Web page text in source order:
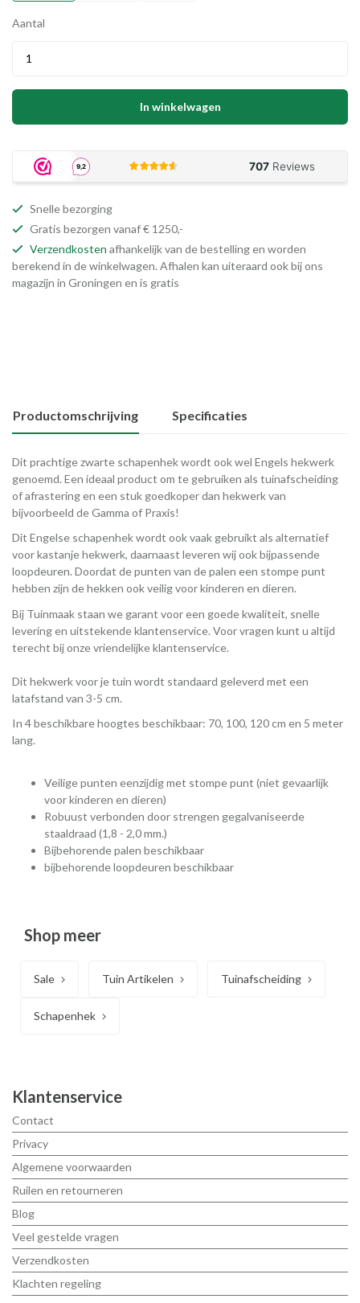
Aantal
In winkelwagen
Snelle bezorging
Gratis bezorgen vanaf € 1250,-
Verzendkosten afhankelijk van de bestelling en worden
berekend in de winkelwagen. Afhalen kan uiteraard ook bij ons
magazijn in Groningen en is gratis
Productomschrijving Specificaties
Dit prachtige zwarte schapenhek wordt ook wel Engels hekwerk
genoemd. Een ideaal product om te gebruiken als tuinafscheiding
of afrastering en een stuk goedkoper dan hekwerk van
bijvoorbeeld de Gamma of Praxis!
Dit Engelse schapenhek wordt ook vaak gebruikt als alternatief
voor kastanje hekwerk, daarnaast leveren wij ook bijpassende
loopdeuren. Doordat de punten van de palen een stompe punt
hebben zijn de hekken ook veilig voor kinderen en dieren.
Bij Tuinmaak staan we garant voor een goede kwaliteit, snelle
levering en uitstekende klantenservice. Voor vragen kunt u altijd
terecht bij onze vriendelijke klantenservice.
Dit hekwerk voor je tuin wordt standaard geleverd met een
latafstand van 3-5 cm.
In 4 beschikbare hoogtes beschikbaar: 70, 100, 120 cm en 5 meter
lang.
Veilige punten eenzijdig met stompe punt (niet gevaarlijk
voor kinderen en dieren)
Robuust verbonden door strengen gegalvaniseerde
staaldraad (1,8 - 2,0 mm.)
Bijbehorende palen beschikbaar
bijbehorende loopdeuren beschikbaar
Shop meer
Sale Tuin Artikelen Tuinafscheiding
Schapenhek
Klantenservice
Contact
Privacy
Algemene voorwaarden
Ruilen en retourneren
Blog
Veel gestelde vragen
Verzendkosten
Klachten regeling